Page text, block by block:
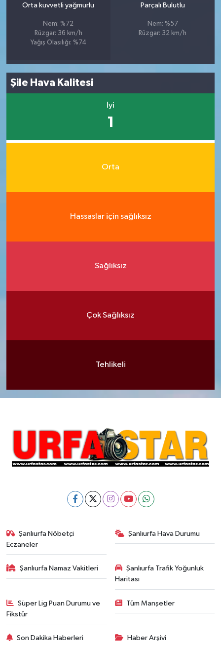
Orta kuvvetli yağmurlu
Nem: %72
Rüzgar: 36 km/h
Yağış Olasılığı: %74
Parçalı Bulutlu
Nem: %57
Rüzgar: 32 km/h
Şile Hava Kalitesi
İyi
1
Orta
Hassaslar için sağlıksız
Sağlıksız
Çok Sağlıksız
Tehlikeli
Şanlıurfa Nöbetçi
Eczaneler
Şanlıurfa Hava Durumu
Şanlıurfa Namaz Vakitleri
Şanlıurfa Trafik Yoğunluk
Haritası
Süper Lig Puan Durumu ve
Fikstür
Tüm Manşetler
Son Dakika Haberleri Haber Arşivi